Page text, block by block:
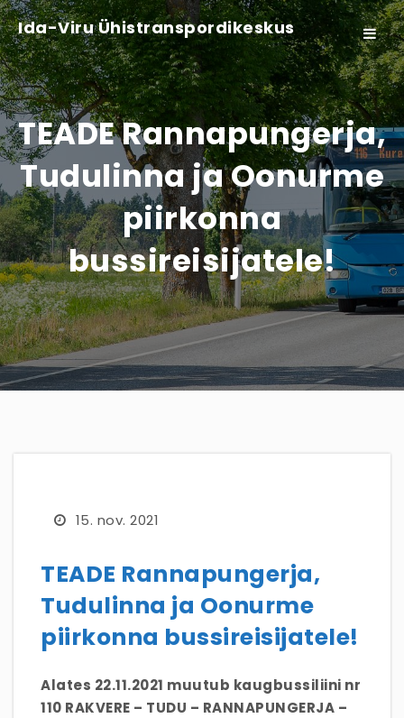
Ida-Viru Ühistranspordikeskus
Toggle
TEADE Rannapungerja,
Tudulinna ja Oonurme
piirkonna
bussireisijatele!
15. nov. 2021
TEADE Rannapungerja,
Tudulinna ja Oonurme
piirkonna bussireisijatele!
Alates 22.11.2021 muutub kaugbussiliini nr
110 RAKVERE – TUDU – RANNAPUNGERJA –